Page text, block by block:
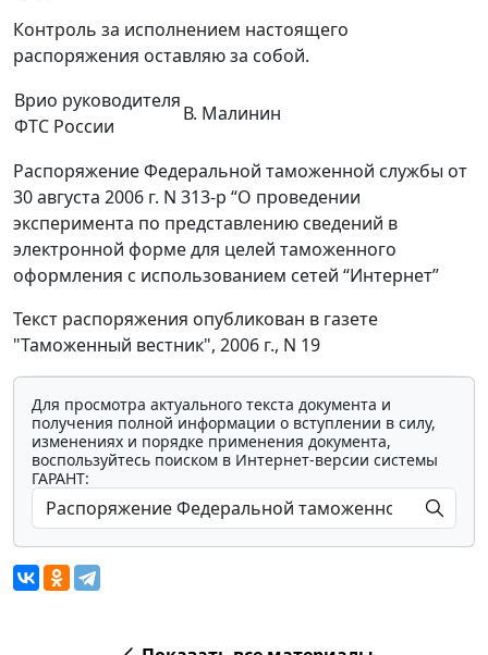
Контроль за исполнением настоящего
распоряжения оставляю за собой.
Врио руководителя
ФТС России
В. Малинин
Распоряжение Федеральной таможенной службы от
30 августа 2006 г. N 313-р “О проведении
эксперимента по представлению сведений в
электронной форме для целей таможенного
оформления с использованием сетей “Интернет”
Текст распоряжения опубликован в газете
"Таможенный вестник", 2006 г., N 19
Для просмотра актуального текста документа и
получения полной информации о вступлении в силу,
изменениях и порядке применения документа,
воспользуйтесь поиском в Интернет-версии системы
ГАРАНТ: